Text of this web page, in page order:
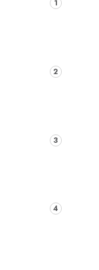
p
e